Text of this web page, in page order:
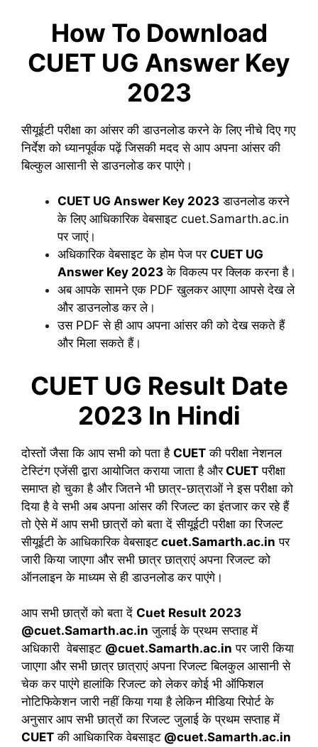
How To Download
CUET UG Answer Key
2023
सीयूईटी परीक्षा का आंसर की डाउनलोड करने के लिए नीचे दिए गए
निर्देश को ध्यानपूर्वक पढ़ें जिसकी मदद से आप अपना आंसर की
बिल्कुल आसानी से डाउनलोड कर पाएंगे।
CUET UG Answer Key 2023 डाउनलोड करने
के लिए आधिकारिक वेबसाइट cuet.Samarth.ac.in
पर जाएं।
अधिकारिक वेबसाइट के होम पेज पर CUET UG
Answer Key 2023 के विकल्प पर क्लिक करना है।
अब आपके सामने एक PDF खुलकर आएगा आपसे देख ले
और डाउनलोड कर ले।
उस PDF से ही आप अपना आंसर की को देख सकते हैं
और मिला सकते हैं।
CUET UG Result Date
2023 In Hindi
दोस्तों जैसा कि आप सभी को पता है CUET की परीक्षा नेशनल
टेस्टिंग एजेंसी द्वारा आयोजित कराया जाता है औरCUET परीक्षा
समाप्त हो चुका है और जितने भी छात्र-छात्राओं ने इस परीक्षा को
दिया है वे सभी अब अपना आंसर की रिजल्ट का इंतजार कर रहे हैं
तो ऐसे में आप सभी छात्रों को बता दें सीयूईटी परीक्षा का रिजल्ट
सीयूईटी के आधिकारिक वेबसाइट cuet.Samarth.ac.in पर
जारी किया जाएगा और सभी छात्र छात्राएं अपना रिजल्ट को
ऑनलाइन के माध्यम से ही डाउनलोड कर पाएंगे।
आप सभी छात्रों को बता दें Cuet Result 2023
@cuet.Samarth.ac.in जुलाई के प्रथम सप्ताह में
अधिकारी वेबसाइट @cuet.Samarth.ac.in पर जारी किया
जाएगा और सभी छात्र छात्राएं अपना रिजल्ट बिलकुल आसानी से
चेक कर पाएंगे हालांकि रिजल्ट को लेकर कोई भी ऑफिशल
नोटिफिकेशन जारी नहीं किया गया है लेकिन मीडिया रिपोर्ट के
अनुसार आप सभी छात्रों का रिजल्ट जुलाई के प्रथम सप्ताह में
CUET की आधिकारिक वेबसाइट @cuet.Samarth.ac.in